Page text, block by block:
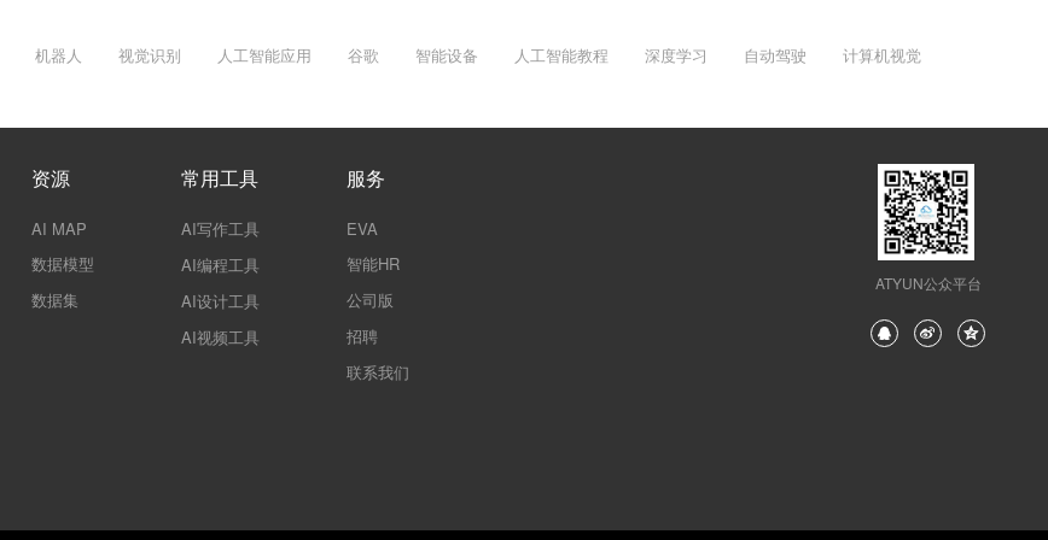
机器人 视觉识别 人工智能应用 谷歌 智能设备 人工智能教程 深度学习 自动驾驶
计算机视觉
资源
AI MAP
数据模型
数据集
常用工具
AI写作工具
AI编程工具
AI设计工具
AI视频工具
服务
EVA
智能HR
公司版
招聘
联系我们
ATYUN公众平台